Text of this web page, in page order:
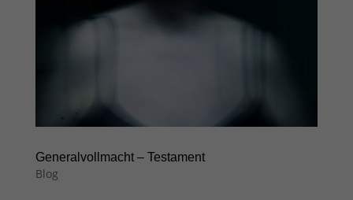
Generalvollmacht – Testament
Blog